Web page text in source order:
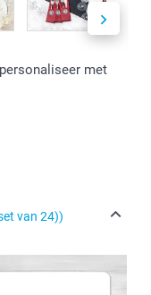
met
van 24))